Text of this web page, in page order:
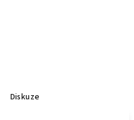
Diskuze